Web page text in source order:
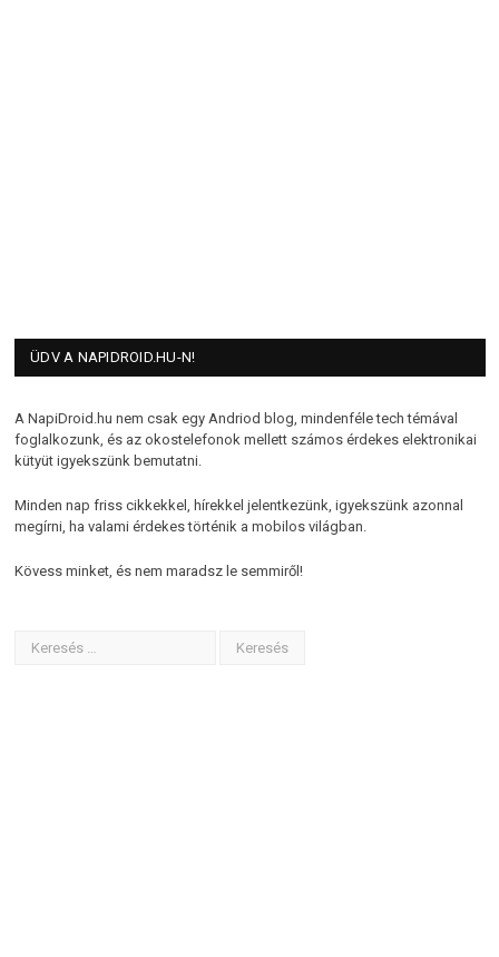
ÜDV A NAPIDROID.HU-N!
A NapiDroid.hu nem csak egy Andriod blog, mindenféle tech témával
foglalkozunk, és az okostelefonok mellett számos érdekes elektronikai
kütyüt igyekszünk bemutatni.
Minden nap friss cikkekkel, hírekkel jelentkezünk, igyekszünk azonnal
megírni, ha valami érdekes történik a mobilos világban.
Kövess minket, és nem maradsz le semmiről!